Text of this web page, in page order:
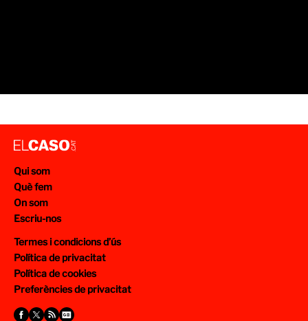
Qui som
Què fem
On som
Escriu-nos
Termes i condicions d’ús
Política de privacitat
Política de cookies
Preferències de privacitat